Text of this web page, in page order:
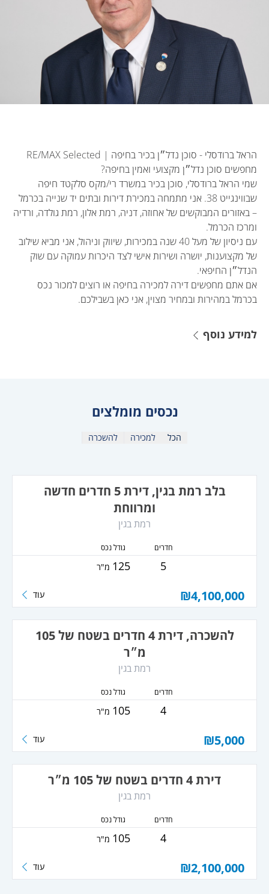
שמי הראל ברודסלי, סוכן בכיר במשרד רי/מקס סלקטד חיפה
שבווינגייט 38. אני מתמחה במכירת דירות ובתים יד שנייה בכרמל
– באזורים המבוקשים של אחוזה, דניה, רמת אלון, רמת גולדה, ורדיה
עם ניסיון של מעל 40 שנה במכירות, שיווק וניהול, אני מביא שילוב
של מקצוענות, יושרה ושירות אישי לצד היכרות עמוקה עם שוק
אם אתם מחפשים דירה למכירה בחיפה או רוצים למכור נכס
בכרמל במהירות ובמחיר מצוין, אני כאן בשבילכם.
למידע נוסף
נכסים מומלצים
הכל למכירה להשכרה
בלב רמת בגין, דירת 5 חדרים חדשה
ומרווחת
רמת בגין
חדרים
5
גודל נכס
125 מ"ר
₪4,100,000 עוד
להשכרה, דירת 4 חדרים בשטח של 105
מ״ר
רמת בגין
חדרים
4
גודל נכס
105 מ"ר
₪5,000 עוד
דירת 4 חדרים בשטח של 105 מ״ר
רמת בגין
חדרים
4
גודל נכס
105 מ"ר
₪2,100,000 עוד